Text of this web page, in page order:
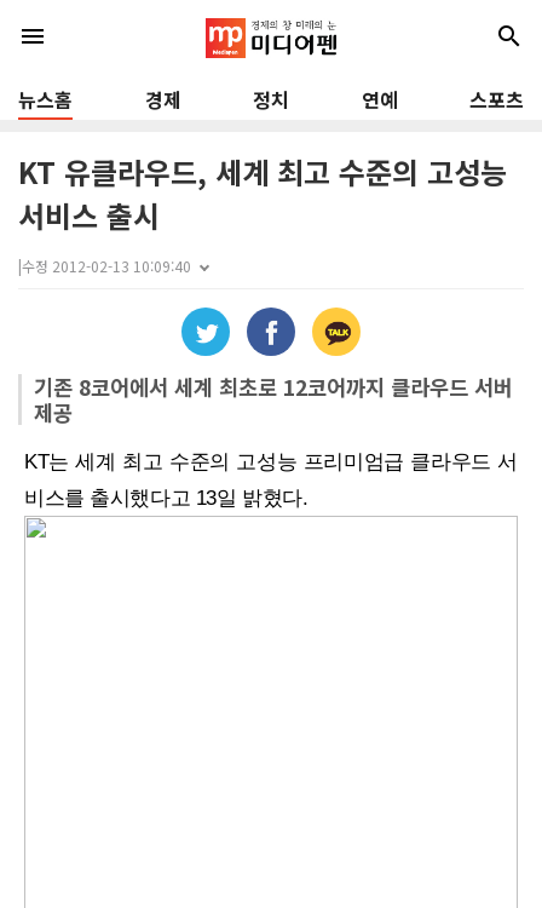
menu search
뉴스홈 경제 정치 연예 스포츠
KT 유클라우드, 세계 최고 수준의 고성능
서비스 출시
|수정 2012-02-13 10:09:40
기존 8코어에서 세계 최초로 12코어까지 클라우드 서버
제공
KT는 세계 최고 수준의 고성능 프리미엄급 클라우드 서
비스를 출시했다고 13일 밝혔다.